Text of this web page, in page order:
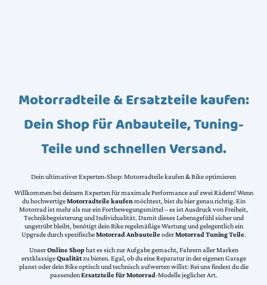
Motorradteile & Ersatzteile kaufen:
Dein Shop für Anbauteile, Tuning-
Teile und schnellen Versand.
Dein ultimativer Experten-Shop: Motorradteile kaufen & Bike optimieren
Willkommen bei deinem Experten für maximale Performance auf zwei Rädern! Wenn
du hochwertigeMotorradteile kaufen möchtest, bist du hier genau richtig. Ein
Motorrad ist mehr als nur ein Fortbewegungsmittel – es ist Ausdruck von Freiheit,
Technikbegeisterung und Individualität. Damit dieses Lebensgefühl sicher und
ungetrübt bleibt, benötigt dein Bike regelmäßige Wartung und gelegentlich ein
Upgrade durch spezifischeMotorrad AnbauteileoderMotorrad Tuning Teile.
UnserOnline Shophat es sich zur Aufgabe gemacht, Fahrern aller Marken
erstklassigeQualitätzu bieten. Egal, ob du eine Reparatur in der eigenen Garage
planst oder dein Bike optisch und technisch aufwerten willst: Bei uns findest du die
passendenErsatzteile für Motorrad-Modelle jeglicher Art.